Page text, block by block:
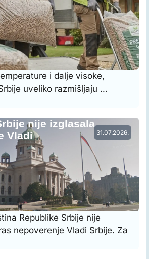
i dalje visoke,
uveliko razmišljaju …
31.07.2026.
nije izglasala
Vladi
Republike Srbije nije
nepoverenje Vladi Srbije. Za